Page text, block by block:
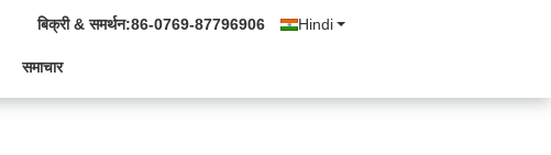
Hindi
बिक्री & समर्थन:86-0769-87796906
समाचार